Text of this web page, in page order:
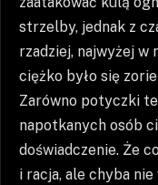
strzelby, jednak z
rzadziej, najwyżej
ciężko było się
Zarówno potyczki
napotkanych osób
doświadczenie. Że
i racja, ale chyba